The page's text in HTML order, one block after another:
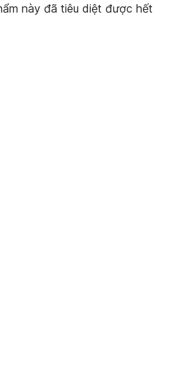
này đã tiêu diệt được hết